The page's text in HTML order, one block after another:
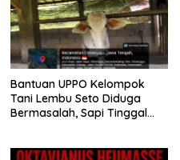
Bantuan UPPO Kelompok
Tani Lembu Seto Diduga
Bermasalah, Sapi Tinggal